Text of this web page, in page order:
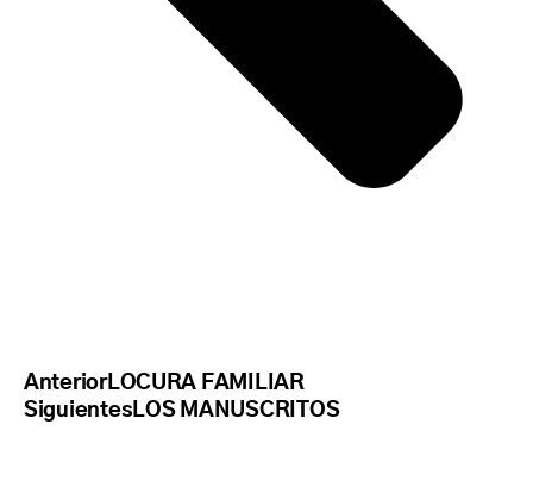
AnteriorLOCURA FAMILIAR
Siguientes LOS MANUSCRITOS